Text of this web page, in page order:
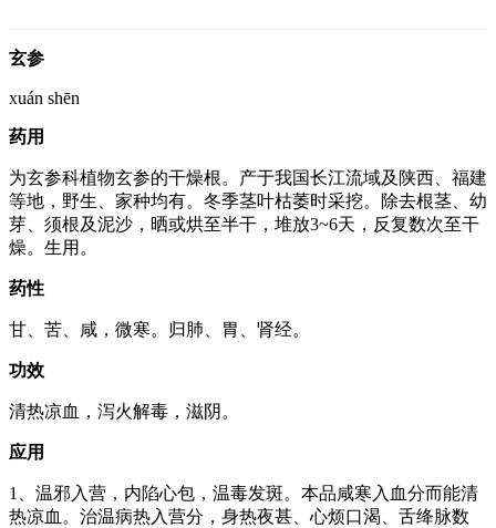
玄参
xuán shēn
药用
为玄参科植物玄参的干燥根。产于我国长江流域及陕西、福建
等地，野生、家种均有。冬季茎叶枯萎时采挖。除去根茎、幼
芽、须根及泥沙，晒或烘至半干，堆放3~6天，反复数次至干
燥。生用。
药性
甘、苦、咸，微寒。归肺、胃、肾经。
功效
清热凉血，泻火解毒，滋阴。
应用
1、温邪入营，内陷心包，温毒发斑。本品咸寒入血分而能清
热凉血。治温病热入营分，身热夜甚、心烦口渴、舌绛脉数